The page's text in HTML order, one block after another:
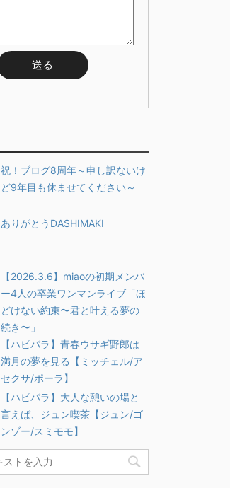
祝！ブログ8周年～申し訳ないけ
ど9年目も休ませてください～
ありがとうDASHIMAKI
【2026.3.6】miaoの初期メンバ
ー4人の卒業ワンマンライブ「ほ
どけない約束〜君と叶える夢の
続き〜」
【ハピパラ】青春ウサギ野郎は
満月の夢を見る【ミッチェル/ア
セクサ/ポーラ】
【ハピパラ】大人な憩いの場と
言えば、ジュン喫茶【ジュン/ゴ
ンゾー/スミモモ】